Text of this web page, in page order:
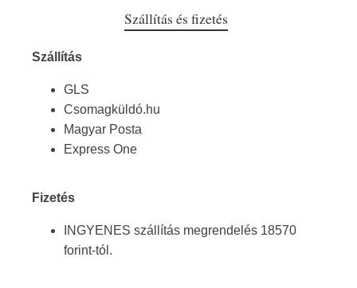
Szállítás és fizetés
Szállítás
GLS
Csomagküldó.hu
Magyar Posta
Express One
Fizetés
INGYENES szállítás megrendelés 18570
forint-tól.